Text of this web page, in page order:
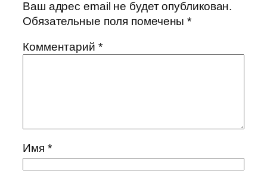
Ваш адрес email не будет опубликован.
Обязательные поля помечены*
Комментарий *
Имя *